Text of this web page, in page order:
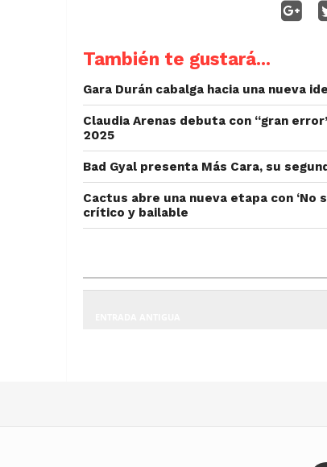
También te gustará...
Gara Durán cabalga hacia una nueva
Claudia Arenas debuta con “gran
2025
Bad Gyal presenta Más Cara, su
Cactus abre una nueva etapa con
crítico y bailable